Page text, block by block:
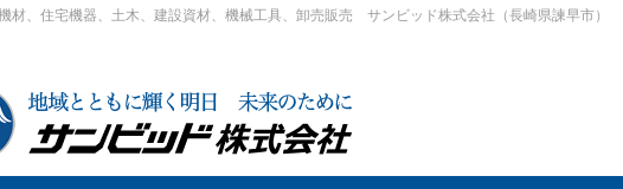
機材、住宅機器、土木、建設資材、機械工具、卸売販売 サンビッド株式会社（長崎県諫早市）